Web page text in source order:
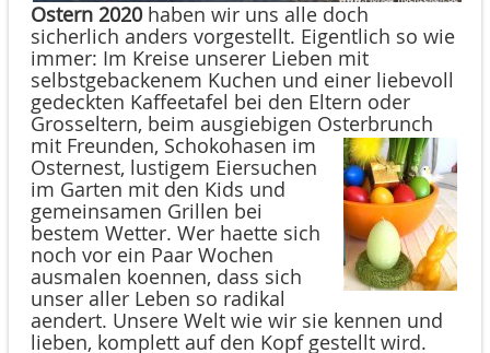
Ostern 2020haben wir uns alle doch
sicherlich anders vorgestellt. Eigentlich so wie
immer: Im Kreise unserer Lieben mit
selbstgebackenem Kuchen und einer liebevoll
gedeckten Kaffeetafel bei den Eltern oder
Grosseltern, beim ausgiebigen Osterbrunch
mit Freunden, Schokohasen im
Osternest, lustigem Eiersuchen
im Garten mit den Kids und
gemeinsamen Grillen bei
bestem Wetter. Wer haette sich
noch vor ein Paar Wochen
ausmalen koennen, dass sich
unser aller Leben so radikal
aendert. Unsere Welt wie wir sie kennen und
lieben, komplett auf den Kopf gestellt wird.